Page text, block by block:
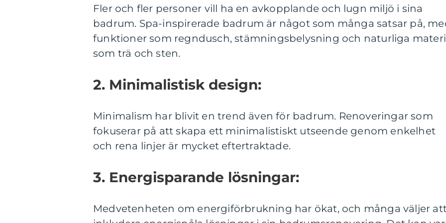
Fler och fler personer vill ha en avkopplande och lugn miljö i sina
badrum. Spa-inspirerade badrum är något som många satsar på,
funktioner som regndusch, stämningsbelysning och naturliga
som trä och sten.
2. Minimalistisk design:
Minimalism har blivit en trend även för badrum. Renoveringar som
fokuserar på att skapa ett minimalistiskt utseende genom enkelhet
och rena linjer är mycket eftertraktade.
3. Energisparande lösningar:
Medvetenheten om energiförbrukning har ökat, och många väljer